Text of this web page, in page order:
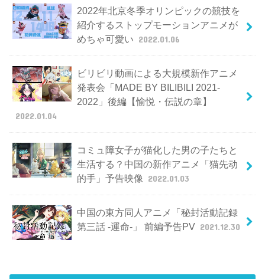
2022年北京冬季オリンピックの競技を
紹介するストップモーションアニメが
めちゃ可愛い 2022.01.06
ビリビリ動画による大規模新作アニメ
発表会「MADE BY BILIBILI 2021-
2022」後編【愉悦・伝説の章】
2022.01.04
コミュ障女子が猫化した男の子たちと
生活する？中国の新作アニメ「猫先动
的手」予告映像
2022.01.03
中国の東方同人アニメ「秘封活動記録
第三話 -運命-」 前編予告PV 2021.12.30